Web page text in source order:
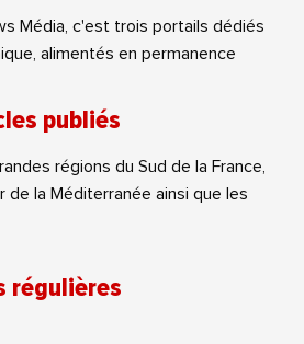
Média, c'est trois portails dédiés
alimentés en permanence
publiés
régions du Sud de la France,
de la Méditerranée ainsi que les
régulières